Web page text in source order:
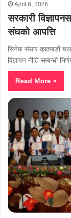
April 6, 2026
सरकारी
संघको आपत्ति
सिनेमा संसार काठमाडौं
विज्ञापन नीति सम्बन्धी
Read More »